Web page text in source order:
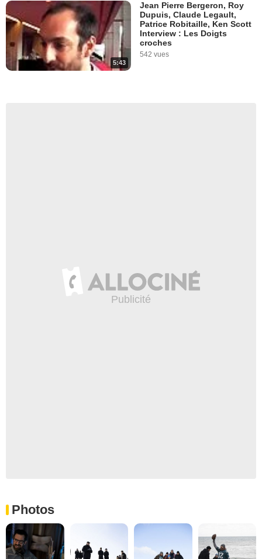
5:43
Jean Pierre Bergeron, Roy
Dupuis, Claude Legault,
Patrice Robitaille, Ken Scott
Interview : Les Doigts
croches
542 vues
Photos